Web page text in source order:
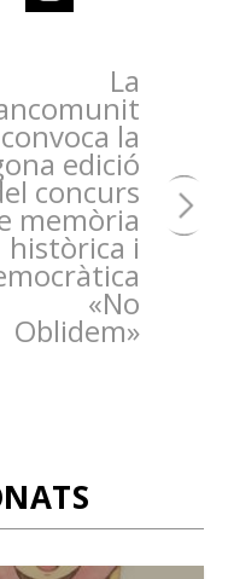
La
la
edició
concurs
memòria
històrica i
«No
Oblidem»